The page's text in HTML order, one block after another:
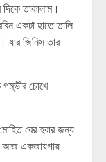
তাকালাম।
একটা হাতে তালি
যার জিনিস তার
গম্ভীর চোখে
বের হবার জন্য
আজ একজায়গায়